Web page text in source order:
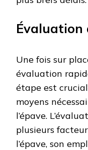
Évaluation
Une fois sur
évaluation
étape est
moyens
l’épave.
plusieurs
l’épave, son